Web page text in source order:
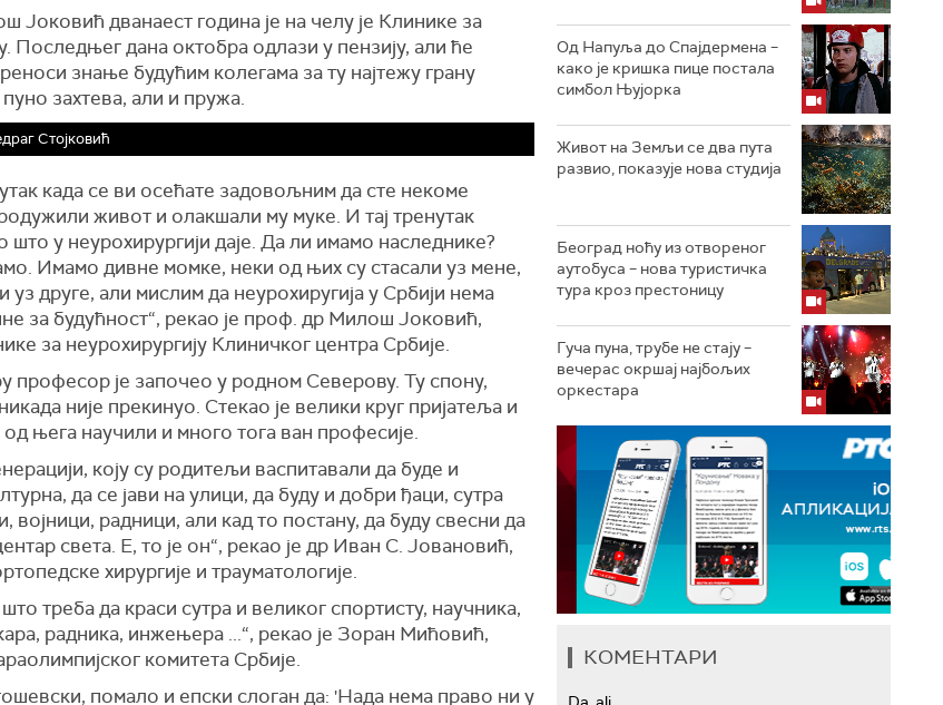
Јоковић дванаест година је на челу је Клинике за
Последњег дана октобра одлази у пензију, али ће
знање будућим колегама за ту најтежу грану
пуно захтева, али и пружа.
Стојковић
када се ви осећате задовољним да сте некоме
живот и олакшали му муке. И тај тренутак
што у неурохирургији даје. Да ли имамо наследнике?
Имамо дивне момке, неки од њих су стасали уз мене,
уз друге, али мислим да неурохиругија у Србији нема
за будућност“, рекао је проф. др Милош Јоковић,
за неурохирургију Клиничког центра Србије.
професор је започео у родном Северову. Ту спону,
није прекинуо. Стекао је велики круг пријатеља и
од њега научили и много тога ван професије.
коју су родитељи васпитавали да буде и
да се јави на улици, да буду и добри ђаци, сутра
војници, радници, али кад то постану, да буду свесни да
света. Е, то је он“, рекао је др Иван С. Јовановић,
хирургије и трауматологије.
треба да краси сутра и великог спортисту, научника,
радника, инжењера ...“, рекао је Зоран Мићовић,
комитета Србије.
помало и епски слоган да: 'Нада нема право ни у
Од Напуља до Спајдермена –
како је кришка пице постала
симбол Њујорка
Живот на Земљи се два пута
развио, показује нова студија
Београд ноћу из отвореног
аутобуса – нова туристичка
тура кроз престоницу
Гуча пуна, трубе не стају –
вечерас окршај најбољих
оркестара
КОМЕНТАРИ